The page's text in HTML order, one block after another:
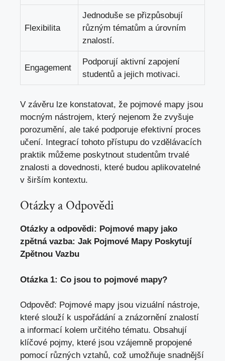
Flexibilita
Jednoduše se přizpůsobují
různým tématům a úrovním
⁢znalostí.
Engagement
Podporují aktivní ⁤zapojení
studentů a jejich motivaci.
V ⁤závěru lze konstatovat, že pojmové mapy jsou
mocným nástrojem, který nejenom že zvyšuje⁣
porozumění, ale také‍ podporuje efektivní ‍proces
učení.⁢ Integrací​ tohoto přístupu do‌ vzdělávacích
praktik můžeme poskytnout studentům trvalé
⁢znalosti ​a⁢ dovednosti,‍ které budou aplikovatelné
‌v⁤ širším‍ kontextu.
Otázky a ⁢Odpovědi
Otázky⁣ a odpovědi: Pojmové⁤ mapy jako ​
zpětná ⁢vazba: Jak Pojmové Mapy⁣ Poskytují
Zpětnou Vazbu
Otázka ‌1: ⁤Co jsou ⁤to pojmové mapy?
Odpověď: Pojmové mapy⁣ jsou ‌vizuální nástroje,
které⁣ slouží k uspořádání a⁤ znázornění⁢ znalostí
a informací kolem určitého tématu. Obsahují
klíčové pojmy,‌ které jsou vzájemně propojené
pomocí různých vztahů, což ‍umožňuje snadnější